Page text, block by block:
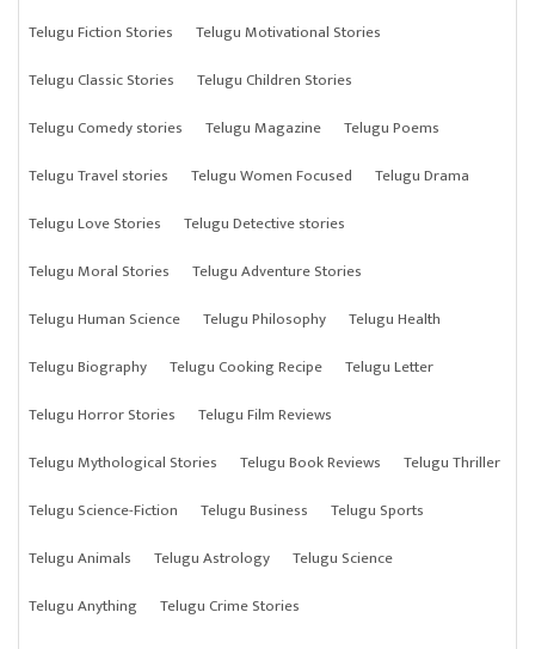
Telugu Fiction Stories
Telugu Motivational Stories
Telugu Classic Stories
Telugu Children Stories
Telugu Comedy stories
Telugu Magazine
Telugu Poems
Telugu Travel stories
Telugu Women Focused
Telugu Drama
Telugu Love Stories
Telugu Detective stories
Telugu Moral Stories
Telugu Adventure Stories
Telugu Human Science
Telugu Philosophy
Telugu Health
Telugu Biography
Telugu Cooking Recipe
Telugu Letter
Telugu Horror Stories
Telugu Film Reviews
Telugu Mythological Stories
Telugu Book Reviews
Telugu Thriller
Telugu Science-Fiction
Telugu Business
Telugu Sports
Telugu Animals
Telugu Astrology
Telugu Science
Telugu Anything
Telugu Crime Stories